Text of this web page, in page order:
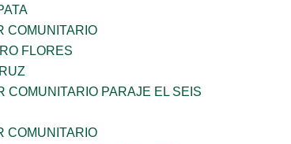
COMUNITARIO
FLORES
COMUNITARIO PARAJE EL SEIS
COMUNITARIO